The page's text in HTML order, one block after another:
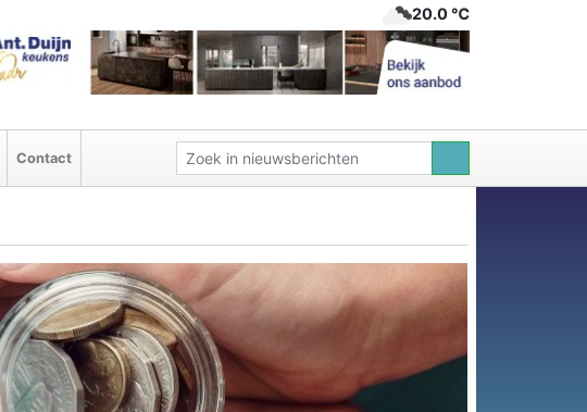
20.0 ℃
Contact